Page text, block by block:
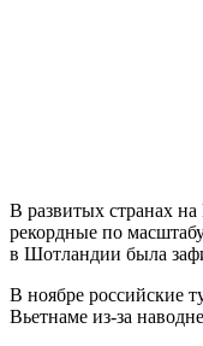
В развитых странах
рекордные по
в Шотландии была
В ноябре российские
Вьетнаме из-за